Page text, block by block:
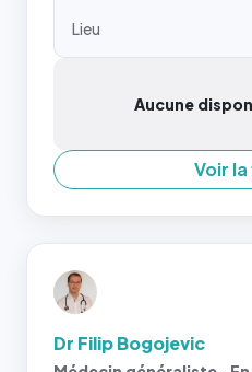
Lieu
Aucune
Voir
Dr Filip Bogojevic